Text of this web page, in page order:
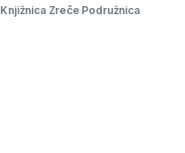
Knjižnica Zreče Podružnica